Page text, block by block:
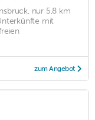
nur 5,8 km
mit
zum Angebot